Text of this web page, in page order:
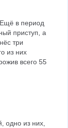
в период
приступ, а
три
из них
всего 55
одно из них,